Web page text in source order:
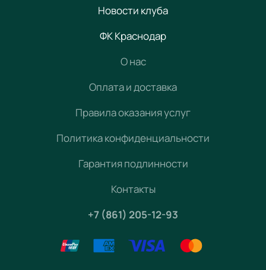
Новости клуба
ФК Краснодар
О нас
Оплата и доставка
Правила оказания услуг
Политика конфиденциальности
Гарантия подлинности
Контакты
+7 (861) 205-12-93